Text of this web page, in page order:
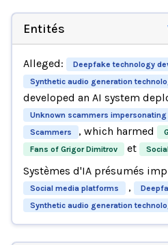
Entités
Alleged: Deepfake technology
Synthetic audio generation
developed an AI system
Unknown scammers impersonating
Scammers , which harmed
Fans of Grigor Dimitrov et
Systèmes d'IA présumés
Social media platforms ,
Synthetic audio generation